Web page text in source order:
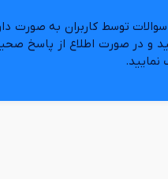
توسط کاربران به صورت
و در صورت اطلاع از پاسخ
نمایید.